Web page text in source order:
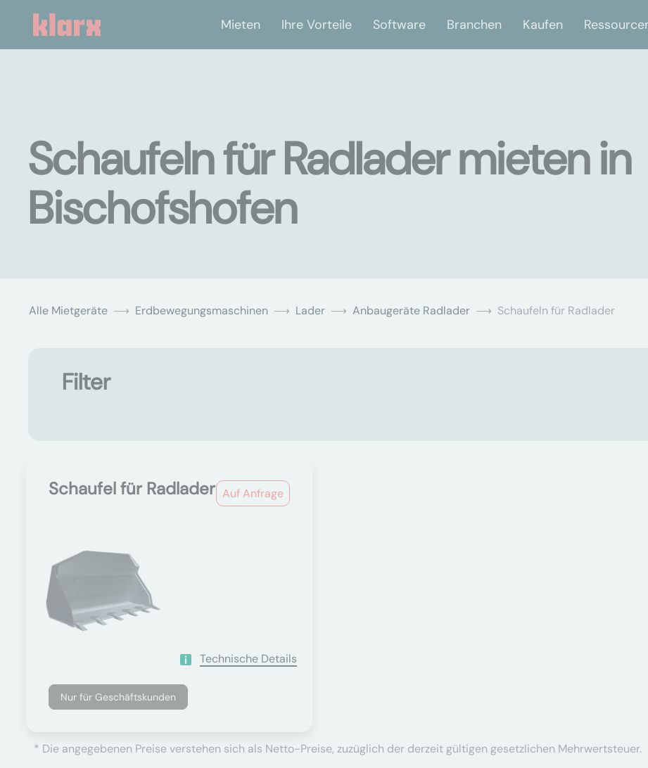
Mieten Ihre Vorteile Software Branchen Kaufen
Schaufeln für Radlader mieten in
Bischofshofen
Alle Mietgeräte Erdbewegungsmaschinen Lader Anbaugeräte Radlader Schaufeln für Radlader
Filter
Auf Anfrage
Schaufel für Radlader
Technische Details
Nur für Geschäftskunden
* Die angegebenen Preise verstehen sich als Netto-Preise, zuzüglich der derzeit gültigen gesetzlichen Mehrwertsteuer.